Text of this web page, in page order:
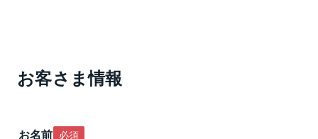
入
力
お客さま情報
お名前 必須